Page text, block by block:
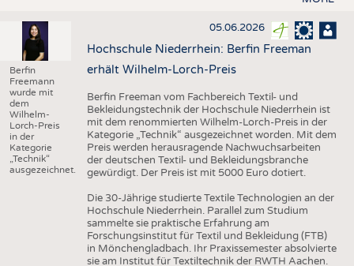
Berfin
Freemann
wurde mit
dem
Wilhelm-
Lorch-Preis
in der
Kategorie
„Technik“
ausgezeichnet.
05.06.2026
Hochschule Niederrhein: Berfin Freeman
erhält Wilhelm-Lorch-Preis
Berfin Freeman vom Fachbereich Textil- und
Bekleidungstechnik der Hochschule Niederrhein ist
mit dem renommierten Wilhelm-Lorch-Preis in der
Kategorie „Technik“ ausgezeichnet worden. Mit dem
Preis werden herausragende Nachwuchsarbeiten
der deutschen Textil- und Bekleidungsbranche
gewürdigt. Der Preis ist mit 5000 Euro dotiert.
Die 30-Jährige studierte Textile Technologien an der
Hochschule Niederrhein. Parallel zum Studium
sammelte sie praktische Erfahrung am
Forschungsinstitut für Textil und Bekleidung (FTB)
in Mönchengladbach. Ihr Praxissemester absolvierte
sie am Institut für Textiltechnik der RWTH Aachen.